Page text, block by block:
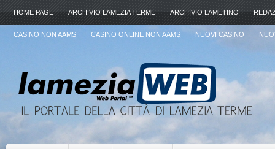
HOME PAGE ARCHIVIO LAMEZIA TERME ARCHIVIO LAMETINO
CASINO NON AAMS CASINO ONLINE NON AAMS NUOVI CASINO